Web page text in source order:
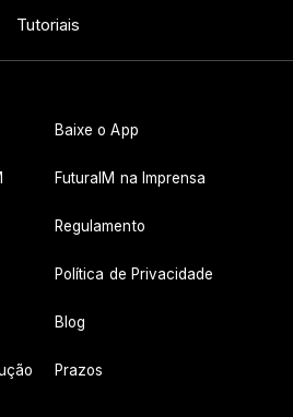
Tutoriais
Baixe o App
FuturaIM na Imprensa
Regulamento
Política de Privacidade
Blog
Prazos